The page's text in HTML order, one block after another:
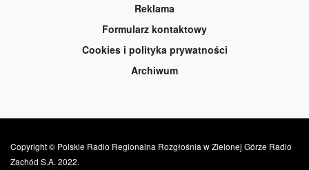
Reklama
Formularz kontaktowy
Cookies i polityka prywatności
Archiwum
Copyright © Polskie Radio Regionalna Rozgłośnia w Zielonej Górze Radio
Zachód S.A. 2022.